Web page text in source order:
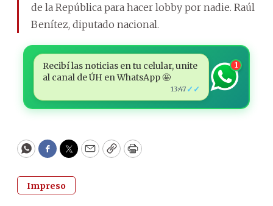
de la República para hacer lobby por nadie. Raúl
Benítez, diputado nacional.
Recibí las noticias en tu celular, unite
al canal de ÚH en WhatsApp 🤩
13:47 ✓✓
1
WhatsApp
Facebook
Twitter
EmailCopyPrint
Impreso